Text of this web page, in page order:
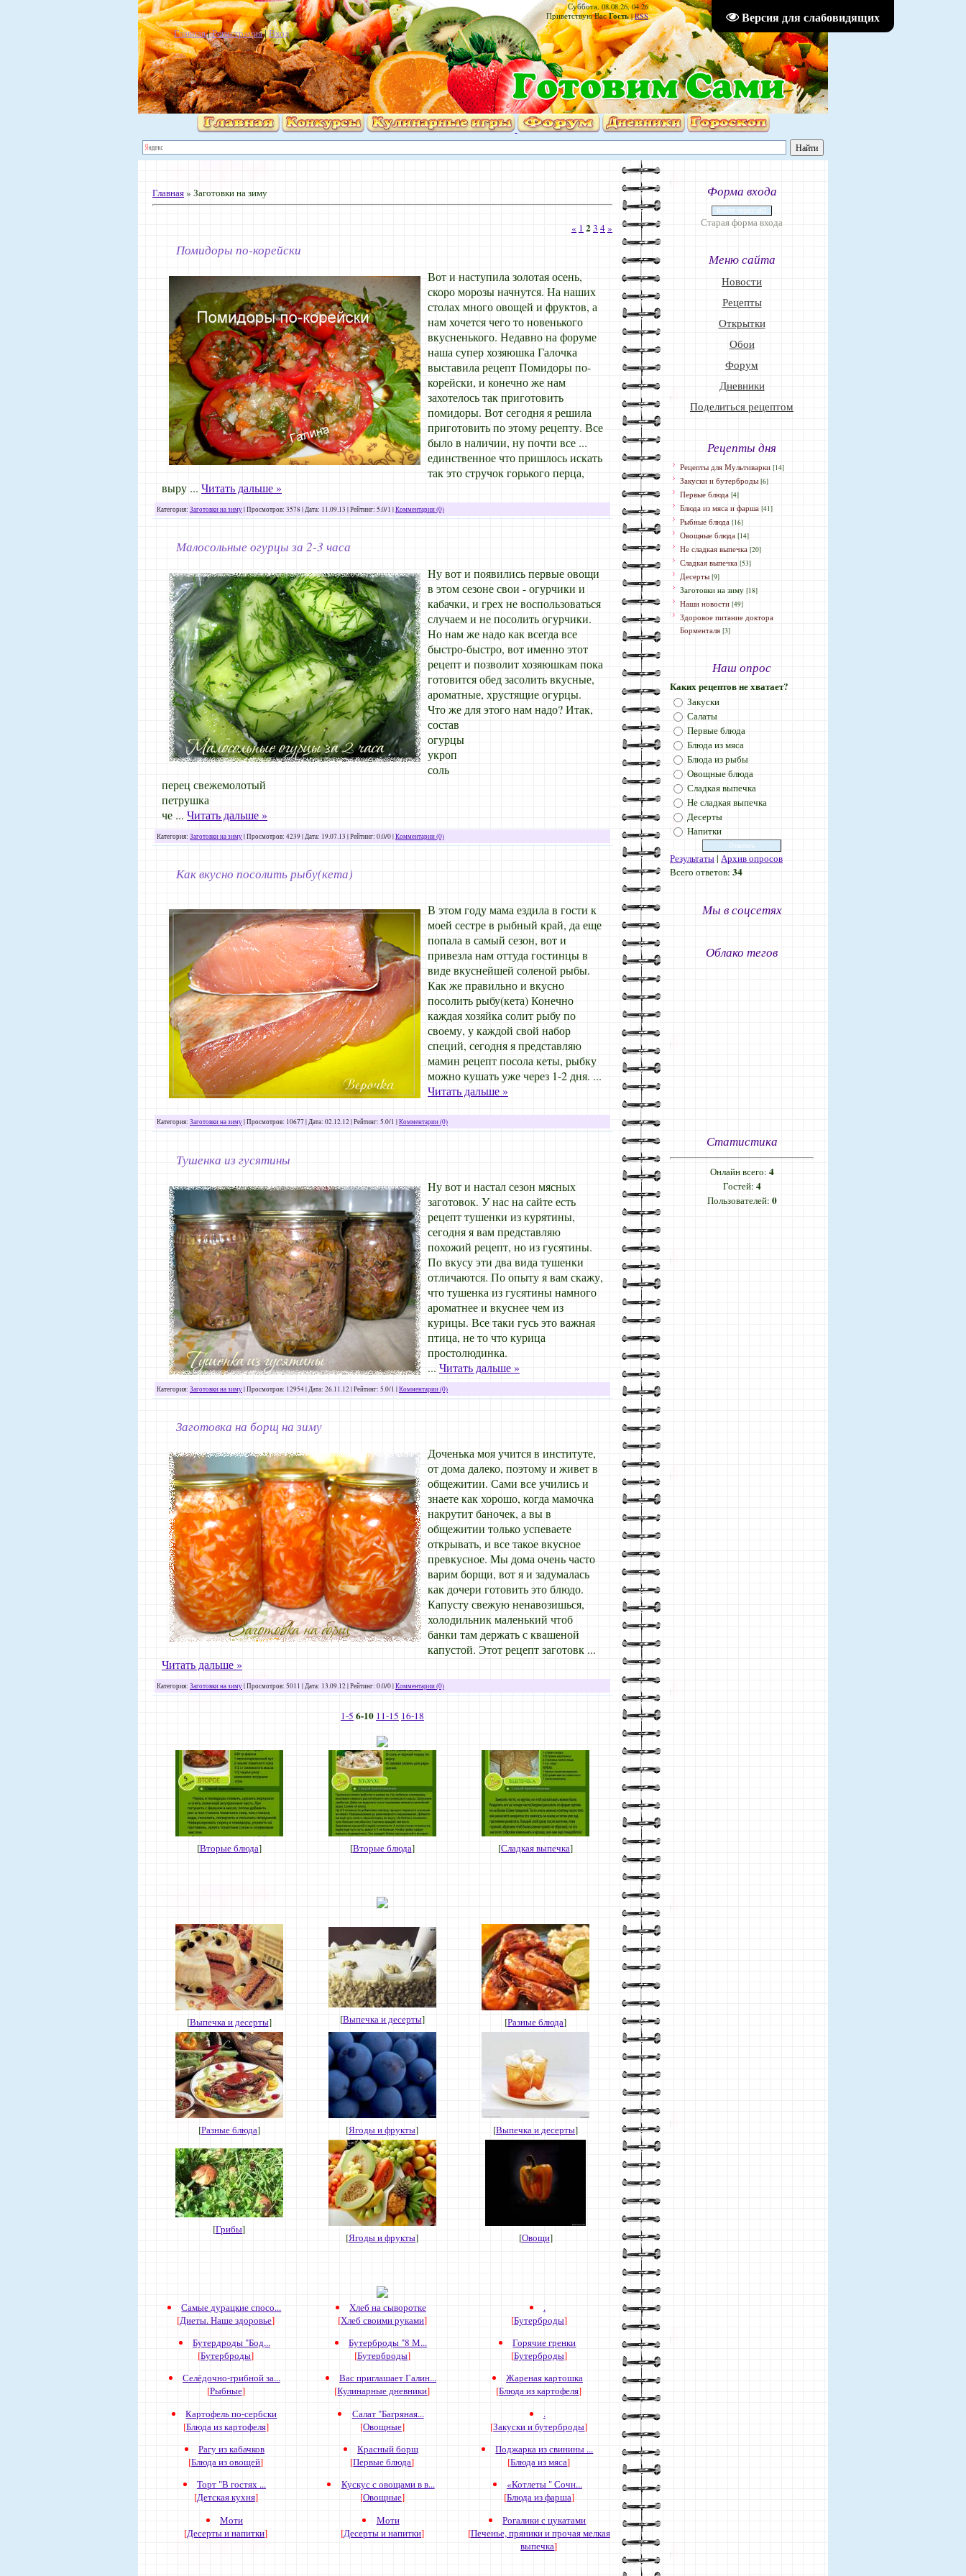
Версия для слабовидящих
Суббота, 08.08.26, 04:26
Приветствую Вас Гость|RSS
Главная|Регистрация|Вход
Главная» Заготовки на зиму
« 1 23 4»
Помидоры по-корейски
Вот и наступила золотая осень,
скоро морозы начнутся. На наших
столах много овощей и фруктов, а
нам хочется чего то новенького
вкусненького. Недавно на форуме
наша супер хозяюшка Галочка
выставила рецепт Помидоры по-
корейски, и конечно же нам
захотелось так приготовить
помидоры. Вот сегодня я решила
приготовить по этому рецепту. Все
было в наличии, ну почти все ...
единственное что пришлось искать
так это стручок горького перца,
выру ... Читать дальше »
Категория: Заготовки на зиму| Просмотров: 3578 | Дата: 11.09.13 | Рейтинг: 5.0/1 |Комментарии (0)
Малосольные огурцы за 2-3 часа
Ну вот и появились первые овощи
в этом сезоне свои - огурчики и
кабачки, и грех не воспользоваться
случаем и не посолить огурчики.
Но нам же надо как всегда все
быстро-быстро, вот именно этот
рецепт и позволит хозяюшкам пока
готовится обед засолить вкусные,
ароматные, хрустящие огурцы.
Что же для этого нам надо? Итак,
состав
огурцы
укроп
соль
перец свежемолотый
петрушка
че ... Читать дальше »
Категория: Заготовки на зиму| Просмотров: 4239 | Дата: 19.07.13 | Рейтинг: 0.0/0 |Комментарии (0)
Как вкусно посолить рыбу(кета)
В этом году мама ездила в гости к
моей сестре в рыбный край, да еще
попала в самый сезон, вот и
привезла нам оттуда гостинцы в
виде вкуснейшей соленой рыбы.
Как же правильно и вкусно
посолить рыбу(кета) Конечно
каждая хозяйка солит рыбу по
своему, у каждой свой набор
специй, сегодня я представляю
мамин рецепт посола кеты, рыбку
можно кушать уже через 1-2 дня. ...
Читать дальше »
Категория: Заготовки на зиму| Просмотров: 10677 | Дата: 02.12.12| Рейтинг: 5.0/1 |Комментарии (0)
Тушенка из гусятины
Ну вот и настал сезон мясных
заготовок. У нас на сайте есть
рецепт тушенки из курятины,
сегодня я вам представляю
похожий рецепт, но из гусятины.
По вкусу эти два вида тушенки
отличаются. По опыту я вам скажу,
что тушенка из гусятины намного
ароматнее и вкуснее чем из
курицы. Все таки гусь это важная
птица, не то что курица
простолюдинка.
... Читать дальше »
Категория: Заготовки на зиму| Просмотров: 12954 | Дата: 26.11.12| Рейтинг: 5.0/1 |Комментарии (0)
Заготовка на борщ на зиму
Доченька моя учится в институте,
от дома далеко, поэтому и живет в
общежитии. Сами все учились и
знаете как хорошо, когда мамочка
накрутит баночек, а вы в
общежитии только успеваете
открывать, и все такое вкусное
превкусное. Мы дома очень часто
варим борщи, вот я и задумалась
как дочери готовить это блюдо.
Капусту свежую ненавозишься,
холодильник маленький чтоб
банки там держать с квашеной
капустой. Этот рецепт заготовк ...
Читать дальше »
Категория: Заготовки на зиму| Просмотров: 5011 | Дата: 13.09.12| Рейтинг: 0.0/0 |Комментарии (0)
1-5 6-10 11-15 16-18
[Вторые блюда] [Вторые блюда] [Сладкая выпечка]
[Выпечка и десерты] [Выпечка и десерты] [Разные блюда]
[Разные блюда] [Ягоды и фрукты] [Выпечка и десерты]
[Грибы]
[Ягоды и фрукты] [Овощи]
Самые дурацкие спосо...
[Диеты. Наше здоровье]
Хлеб на сыворотке
[Хлеб своими руками]
.
[Бутерброды]
Бутердроды "Бод...
[Бутерброды]
Бутерброды "8 М...
[Бутерброды]
Горячие гренки
[Бутерброды]
Селёдочно-грибной за...
[Рыбные]
Вас приглашает Галин...
[Кулинарные дневники]
Жареная картошка
[Блюда из картофеля]
Картофель по-сербски
[Блюда из картофеля]
Салат "Багряная...
[Овощные]
.
[Закуски и бутерброды]
Рагу из кабачков
[Блюда из овощей]
Красный борщ
[Первые блюда]
Поджарка из свинины ...
[Блюда из мяса]
Торт "В гостях ...
[Детская кухня]
Кускус с овощами в в...
[Овощные]
«Котлеты " Сочн...
[Блюда из фарша]
Моти
[Десерты и напитки]
Моти
[Десерты и напитки]
Рогалики с цукатами
[Печенье, пряники и прочая мелкая
выпечка]
Форма входа
Войти через uID
Старая форма входа
Меню сайта
Новости
Рецепты
Открытки
Обои
Форум
Дневники
Поделиться рецептом
Рецепты дня
Рецепты для Мультиварки [14]
Закуски и бутерброды [6]
Первые блюда [4]
Блюда из мяса и фарша [41]
Рыбные блюда [16]
Овощные блюда [14]
Не сладкая выпечка [20]
Сладкая выпечка [53]
Десерты [9]
Заготовки на зиму [18]
Наши новости [49]
Здоровое питание доктора
Борменталя [3]
Наш опрос
Каких рецептов не хватает?
Закуски
Салаты
Первые блюда
Блюда из мяса
Блюда из рыбы
Овощные блюда
Сладкая выпечка
Не сладкая выпечка
Десерты
Напитки
Результаты| Архив опросов
Всего ответов: 34
Мы в соцсетях
Облако тегов
Статистика
Онлайн всего: 4
Гостей: 4
Пользователей: 0